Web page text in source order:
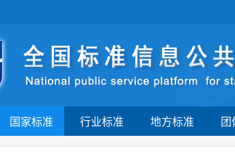
国家标准 行业标准 地方标准 团